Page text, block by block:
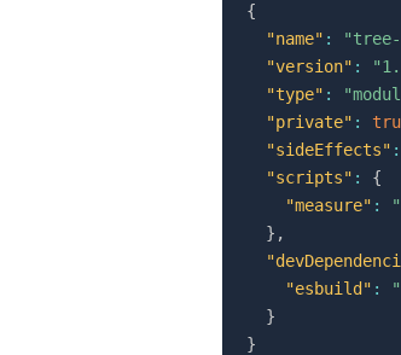
{
"name" :
"version" :
"type" :
"private" :
"sideEffects" :
"scripts" :
{
"measure" :
} ,
"esbuild" :
}
}